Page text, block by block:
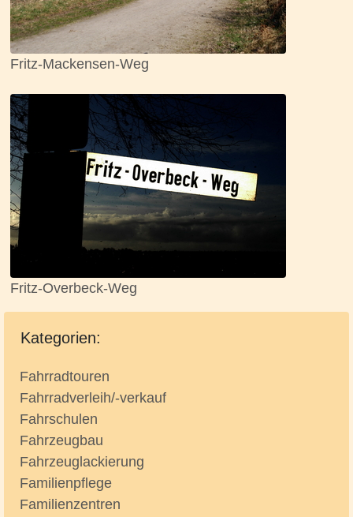
Fritz-Mackensen-Weg
Fritz-Overbeck-Weg
Kategorien:
Fahrradtouren
Fahrradverleih/-verkauf
Fahrschulen
Fahrzeugbau
Fahrzeuglackierung
Familienpflege
Familienzentren